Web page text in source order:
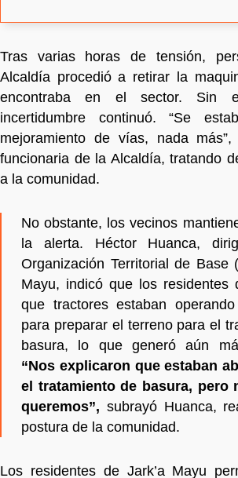
Tras varias horas de tensión,
Alcaldía procedió a retirar la
encontraba en el sector. Sin
incertidumbre continuó. “Se
mejoramiento de vías, nada
funcionaria de la Alcaldía, tratando
a la comunidad.
No obstante, los vecinos
la alerta. Héctor Huanca,
Organización Territorial de Base
Mayu, indicó que los residentes
que tractores estaban
para preparar el terreno para el
basura, lo que generó aún
“Nos explicaron que estaban
el tratamiento de basura, pero
queremos”, subrayó Huanca,
postura de la comunidad.
Los residentes de Jark’a Mayu